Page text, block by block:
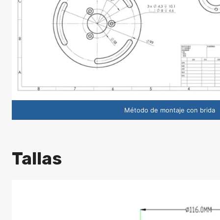
Método de montaje con brida
Tallas